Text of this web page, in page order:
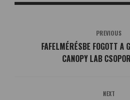
PREVIOUS
FAFELMÉRÉSBE FOGOTT A
CANOPY LAB
NEXT